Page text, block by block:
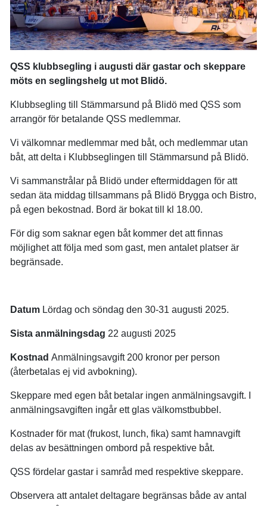
QSS klubbsegling i augusti där gastar och skeppare
möts en seglingshelg ut mot Blidö.
Klubbsegling till Stämmarsund på Blidö med QSS som
arrangör för betalande QSS medlemmar.
Vi välkomnar medlemmar med båt, och medlemmar utan
båt, att delta i Klubbseglingen till Stämmarsund på Blidö.
Vi sammanstrålar på Blidö under eftermiddagen för att
sedan äta middag tillsammans på Blidö Brygga och Bistro,
på egen bekostnad. Bord är bokat till kl 18.00.
För dig som saknar egen båt kommer det att finnas
möjlighet att följa med som gast, men antalet platser är
begränsade.
Datum Lördag och söndag den 30-31 augusti 2025.
Sista anmälningsdag 22 augusti 2025
Kostnad Anmälningsavgift 200 kronor per person
(återbetalas ej vid avbokning).
Skeppare med egen båt betalar ingen anmälningsavgift. I
anmälningsavgiften ingår ett glas välkomstbubbel.
Kostnader för mat (frukost, lunch, fika) samt hamnavgift
delas av besättningen ombord på respektive båt.
QSS fördelar gastar i samråd med respektive skeppare.
Observera att antalet deltagare begränsas både av antal